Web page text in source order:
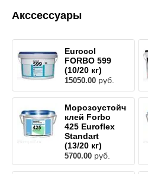
Акссессуары
Eurocol
FORBO 599
(10/20 кг)
15050.00 руб.
Морозоустойчивый
клей Forbo
425 Euroflex
Standart
(13/20 кг)
5700.00 руб.